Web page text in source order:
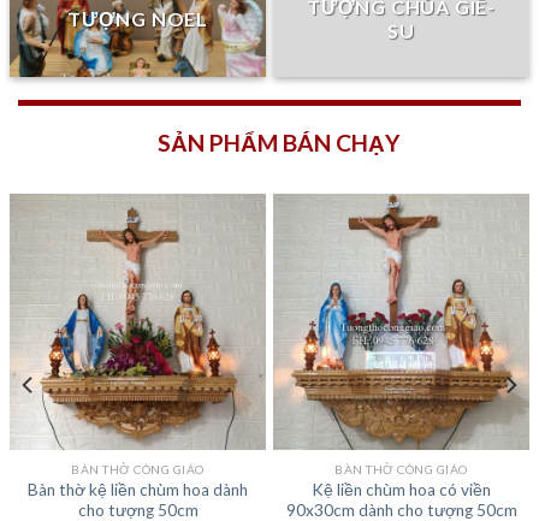
TƯỢNG NOEL
TƯỢNG CHÚA GIÊ-
SU
SẢN PHẨM BÁN CHẠY
BÀN THỜ CÔNG GIÁO
Bàn thờ kệ liền chùm hoa dành
cho tượng 50cm
BÀN THỜ CÔNG GIÁO
Kệ liền chùm hoa có viền
90x30cm dành cho tượng 50cm